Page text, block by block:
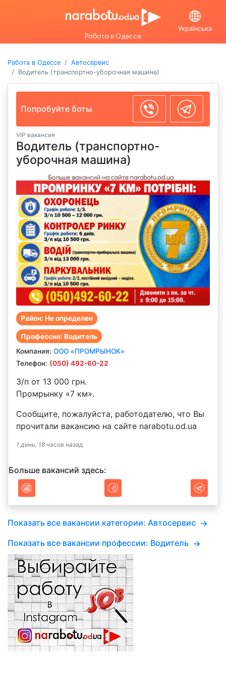
Работа в Одессе
Українська
Работа в Одессе
Автосервис
Водитель (транспортно-уборочная машина)
Попробуйте боты
VIP вакансия
Водитель (транспортно-
уборочная машина)
Район: Не определен
Профессия: Водитель
Компания: ООО «ПРОМРЫНОК»
Телефон: (050) 492-60-22
З/п от 13 000 грн.
Промрынку «7 км».
Сообщите, пожалуйста, работодателю, что Вы
прочитали вакансию на сайте narabotu.od.ua
1 день, 18 часов назад
Больше вакансий здесь:
Показать все вакансии категории: Автосервис
Показать все вакансии профессии: Водитель